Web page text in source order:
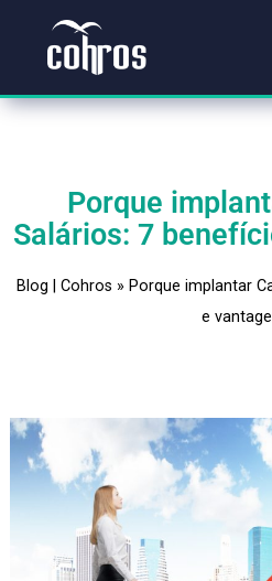
Porque
Salários: 7
Porque